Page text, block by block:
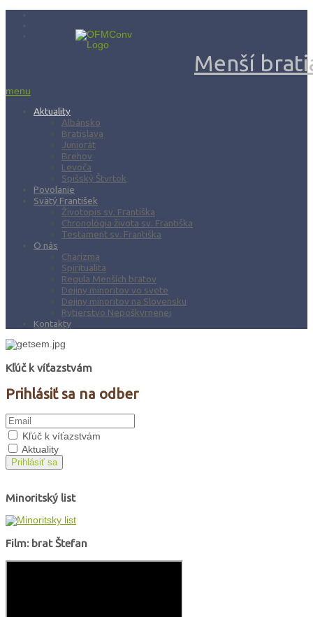
Menší
menu
Aktuality
Albánsko
Bratislava
Juniorát
Brehov
Levoča
Spišský Štvrtok
Povolanie
Svätý František
Životopis sv. Františka
Chronológia života sv. Františka
Testament sv. Františka
O nás
Charizma
Spiritualita
Regula Menších bratov
Dejiny minoritov vo svete
Dejiny minoritov na Slovensku
Rytierstvo Nepoškvrnenej
Kontakty
Kľúč k víťazstvám
Prihlásiť sa na odber
Kľúč k víťazstvám
Aktuality
Prihlásiť sa
Minoritský list
Film: brat Štefan